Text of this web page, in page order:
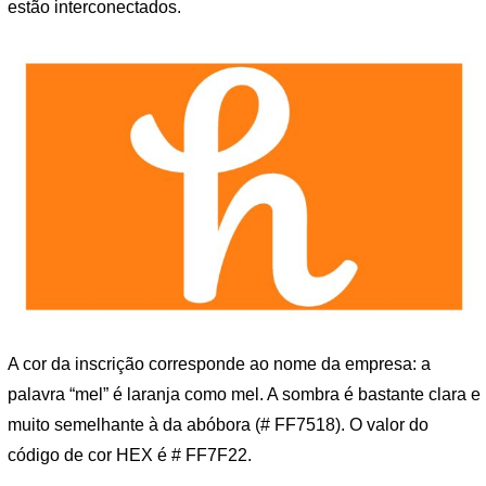
estão interconectados.
A cor da inscrição corresponde ao nome da empresa: a
palavra “mel” é laranja como mel. A sombra é bastante clara e
muito semelhante à da abóbora (# FF7518). O valor do
código de cor HEX é # FF7F22.